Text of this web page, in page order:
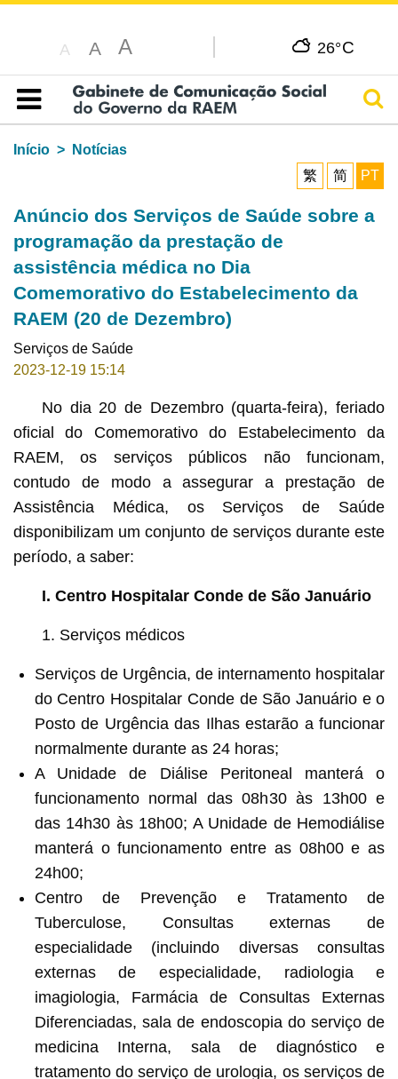
A A A 26°C
Índice
Início
Notícias
繁
简 PT
Anúncio dos Serviços de Saúde sobre a
programação da prestação de
assistência médica no Dia
Comemorativo do Estabelecimento da
RAEM (20 de Dezembro)
Serviços de Saúde
2023-12-19 15:14
No dia 20 de Dezembro (quarta-feira), feriado
oficial do Comemorativo do Estabelecimento da
RAEM, os serviços públicos não funcionam,
contudo de modo a assegurar a prestação de
Assistência Médica, os Serviços de Saúde
disponibilizam um conjunto de serviços durante este
período, a saber:
I. Centro Hospitalar Conde de São Januário
1. Serviços médicos
Serviços de Urgência, de internamento hospitalar
do Centro Hospitalar Conde de São Januário e o
Posto de Urgência das Ilhas estarão a funcionar
normalmente durante as 24 horas;
A Unidade de Diálise Peritoneal manterá o
funcionamento normal das 08h30 às 13h00 e
das 14h30 às 18h00; A Unidade de Hemodiálise
manterá o funcionamento entre as 08h00 e as
24h00;
Centro de Prevenção e Tratamento de
Tuberculose, Consultas externas de
especialidade (incluindo diversas consultas
externas de especialidade, radiologia e
imagiologia, Farmácia de Consultas Externas
Diferenciadas, sala de endoscopia do serviço de
medicina Interna, sala de diagnóstico e
tratamento do serviço de urologia, os serviços de